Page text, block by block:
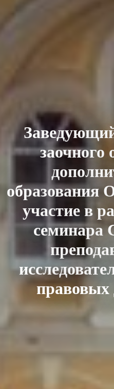
заочного
образования
участие в
семинара
правовых